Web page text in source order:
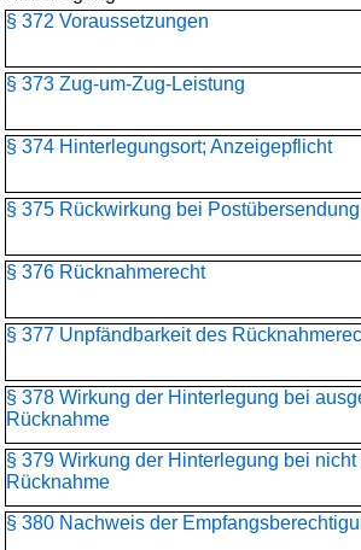
§ 372 Voraussetzungen
§ 373 Zug-um-Zug-Leistung
§ 374 Hinterlegungsort; Anzeigepflicht
§ 375 Rückwirkung bei Postübersendung
§ 376 Rücknahmerecht
§ 377 Unpfändbarkeit des
§ 378 Wirkung der Hinterlegung bei
Rücknahme
§ 379 Wirkung der Hinterlegung bei
Rücknahme
§ 380 Nachweis der